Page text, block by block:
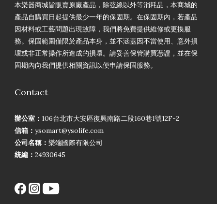
本樂器商城皆販賣原廠產品，除弦線以外等消耗品，本商城的
產品自購買日起提供最少一年的保固期。在保固期內，若產品
因材料或工藝問題出現故障，我們將免費提供維修或更換服
務。保固範圍僅限於產品本身，並不涵蓋因不當使用、意外損
壞或非正常操作所造成的損壞。請妥善保管購買憑證，並在保
固期內向我們提供相關資訊以便申請保固服務。
Contact
辦公室： 106台北市大安區復興南路二段160巷1號12F-2
信箱： ysomart@ysolife.com
公司名稱： 樂端國際有限公司
統編： 24930645